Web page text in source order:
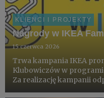
KLIENCI I PROJEKTY
Nagrody w IKEA
15 czerwca 2026
Trwa kampania IKEA
Klubowiczów w
Za realizację kampanii